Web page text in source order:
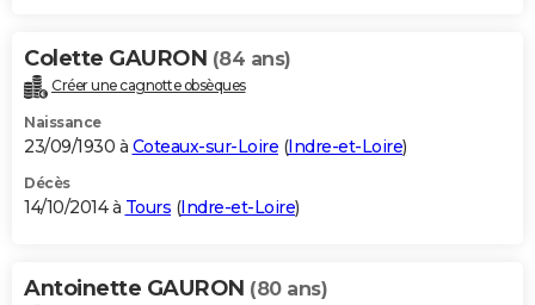
Colette GAURON (84 ans)
Créer une cagnotte obsèques
Naissance
23/09/1930 à Coteaux-sur-Loire (Indre-et-Loire)
Décès
14/10/2014 à Tours (Indre-et-Loire)
Antoinette GAURON (80 ans)